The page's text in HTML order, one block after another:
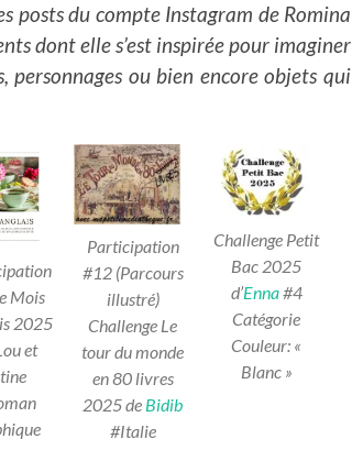
posts du compte Instagram de Romina
dont elle s’est inspirée pour imaginer
personnages ou bien encore objets qui
Mois
2025
et
Participation
#12 (Parcours
illustré)
Challenge Le
tour du monde
en 80 livres
2025 de Bidib
#Italie
Challenge Petit
Bac 2025
d’Enna#4
Catégorie
Couleur: «
Blanc »